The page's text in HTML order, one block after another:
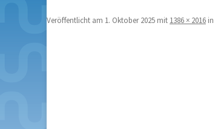
Veröffentlicht am 1. Oktober 2025 mit 1386 × 2016 in